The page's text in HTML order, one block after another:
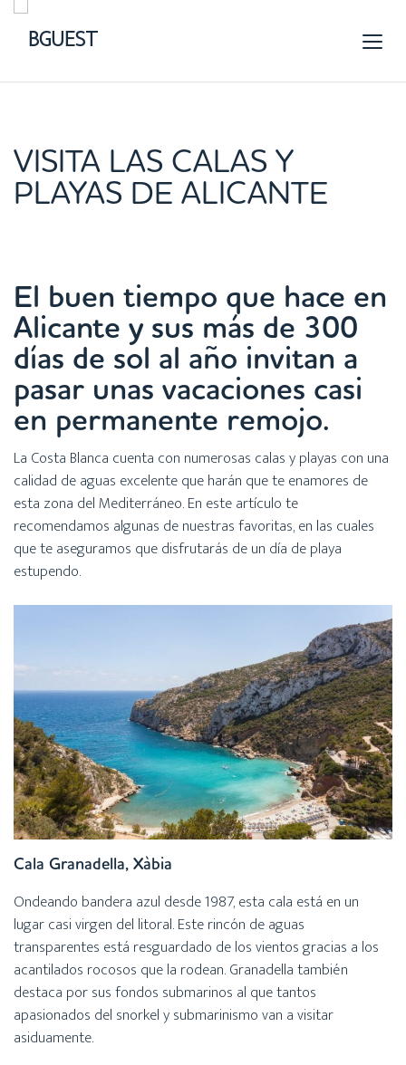
VISITA LAS CALAS Y
PLAYAS DE ALICANTE
El buen tiempo que hace en
Alicante y sus más de 300
días de sol al año invitan a
pasar unas vacaciones casi
en permanente remojo.
La Costa Blanca cuenta con numerosas calas y playas con una
calidad de aguas excelente que harán que te enamores de
esta zona del Mediterráneo. En este artículo te
recomendamos algunas de nuestras favoritas, en las cuales
que te aseguramos que disfrutarás de un día de playa
estupendo.
Cala Granadella, Xàbia
Ondeando bandera azul desde 1987, esta cala está en un
lugar casi virgen del litoral. Este rincón de aguas
transparentes está resguardado de los vientos gracias a los
acantilados rocosos que la rodean. Granadella también
destaca por sus fondos submarinos al que tantos
apasionados del snorkel y submarinismo van a visitar
asiduamente.